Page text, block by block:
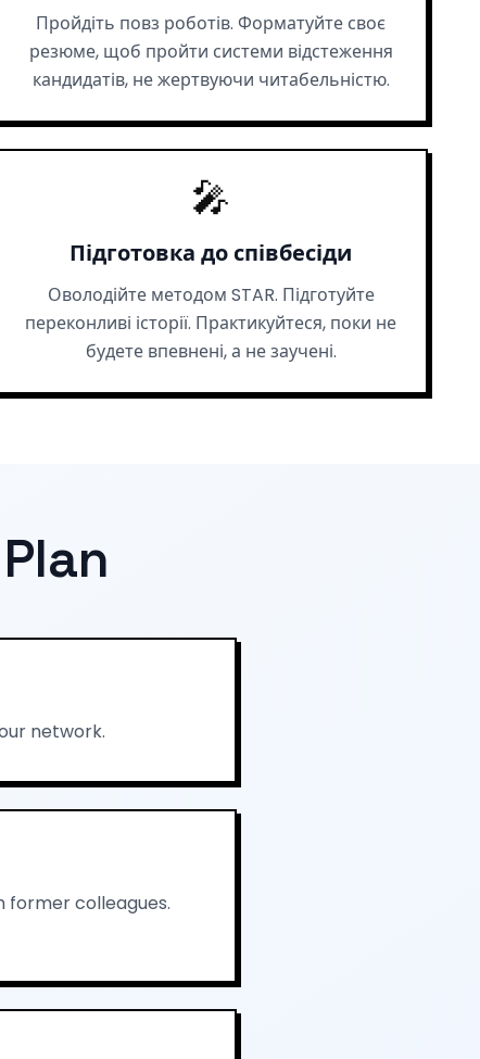
Пройдіть повз роботів. Форматуйте своє
резюме, щоб пройти системи відстеження
кандидатів, не жертвуючи читабельністю.
🎤
Підготовка до співбесіди
Оволодійте методом STAR. Підготуйте
переконливі історії. Практикуйтеся, поки не
будете впевнені, а не заучені.
network.
former colleagues.